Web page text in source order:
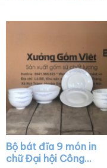
Bộ bát đĩa 9 món in
chữ Đại hội Công